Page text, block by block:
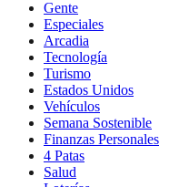
Gente
Especiales
Arcadia
Tecnología
Turismo
Estados Unidos
Vehículos
Semana Sostenible
Finanzas Personales
4 Patas
Salud